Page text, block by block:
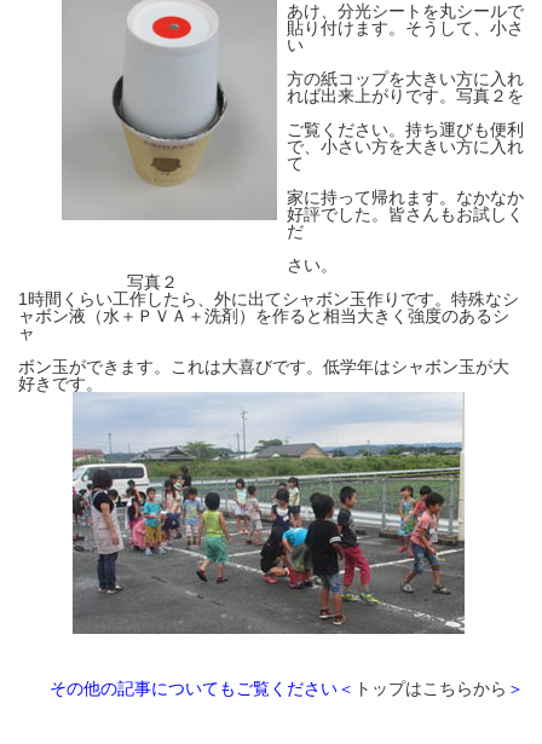
写真２
あけ、分光シートを丸シールで
貼り付けます。そうして、小さ
い
方の紙コップを大きい方に入れ
れば出来上がりです。写真２を
ご覧ください。持ち運びも便利
で、小さい方を大きい方に入れ
て
家に持って帰れます。なかなか
好評でした。皆さんもお試しく
だ
さい。
1時間くらい工作したら、外に出てシャボン玉作りです。特殊なシ
ャボン液（水＋ＰＶＡ＋洗剤）を作ると相当大きく強度のあるシ
ャ
ボン玉ができます。これは大喜びです。低学年はシャボン玉が大
好きです。
その他の記事についてもご覧ください＜ トップはこちらから ＞